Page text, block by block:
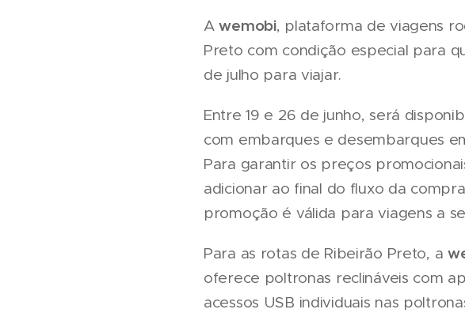
Awemobi, plataforma de viagens
Preto com condição especial para
de julho para viajar.
Entre 19 e 26 de junho, será
com embarques e desembarques
Para garantir os preços
adicionar ao final do fluxo da
promoção é válida para viagens a
Para as rotas de Ribeirão Preto, a
oferece poltronas reclináveis com
acessos USB individuais nas